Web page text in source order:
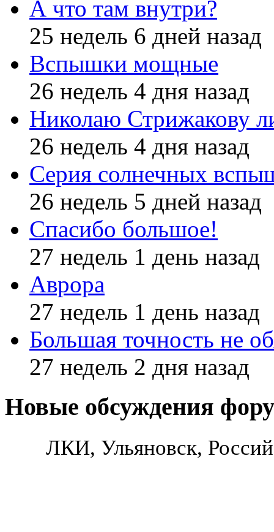
А что там внутри?
25 недель 6 дней назад
Вспышки мощные
26 недель 4 дня назад
Николаю Стрижакову
26 недель 4 дня назад
Серия солнечных
26 недель 5 дней назад
Спасибо большое!
27 недель 1 день назад
Аврора
27 недель 1 день назад
Большая точность не
27 недель 2 дня назад
Новые обсуждения
ЛКИ, Ульяновск,